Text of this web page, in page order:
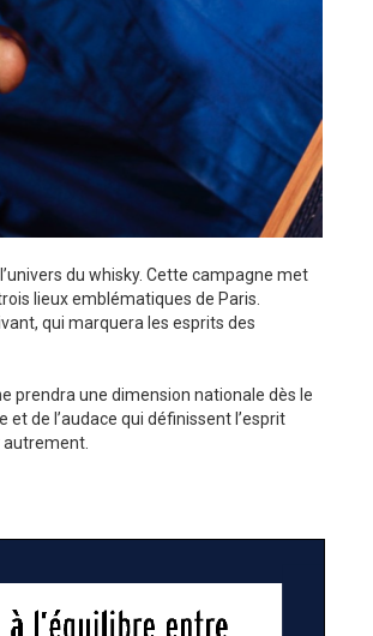
du whisky. Cette campagne met
lieux emblématiques de Paris.
qui marquera les esprits des
prendra une dimension nationale dès le
de l’audace qui définissent l’esprit
autrement.